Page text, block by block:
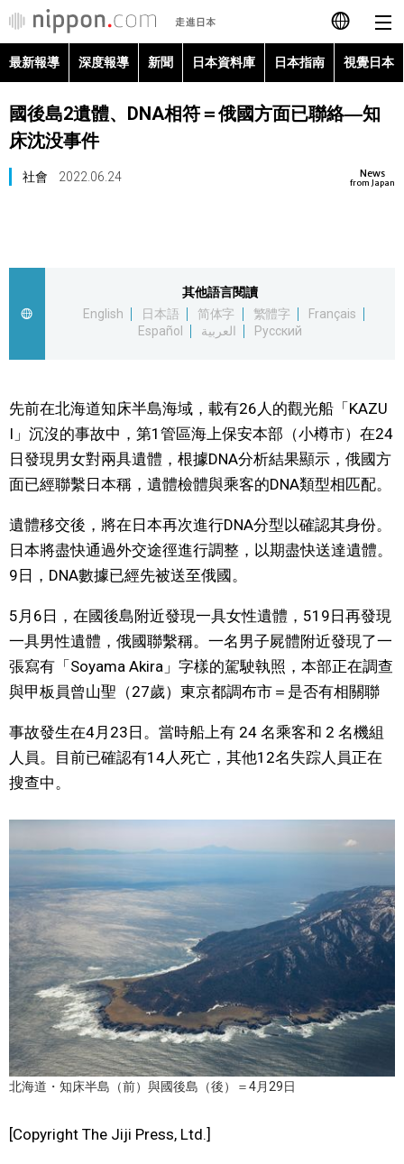
日本語
English
最新報導
視覺日本
臺灣香港
更多
人物訪談
日本入門
政治外交
社會
財經
科學技術
生活
運動
娛樂
教育
official SNS
最新報導 深度報導 新聞 日本資料庫 日本指南 視覺日本
國後島2遺體、DNA相符＝俄國方面已聯絡―知
床沈没事件
News
from Japan
社會 2022.06.24
其他語言閱讀
English
日本語 简体字 繁體字
Français
Español
العربية Русский
先前在北海道知床半島海域，載有26人的觀光船「KAZU
I」沉沒的事故中，第1管區海上保安本部（小樽市）在24
日發現男女對兩具遺體，根據DNA分析結果顯示，俄國方
面已經聯繫日本稱，遺體檢體與乘客的DNA類型相匹配。
遺體移交後，將在日本再次進行DNA分型以確認其身份。
日本將盡快通過外交途徑進行調整，以期盡快送達遺體。
9日，DNA數據已經先被送至俄國。
5月6日，在國後島附近發現一具女性遺體，519日再發現
一具男性遺體，俄國聯繫稱。一名男子屍體附近發現了一
張寫有「Soyama Akira」字樣的駕駛執照，本部正在調查
與甲板員曾山聖（27歲）東京都調布市＝是否有相關聯
事故發生在4月23日。當時船上有 24 名乘客和 2 名機組
人員。目前已確認有14人死亡，其他12名失踪人員正在
搜查中。
北海道・知床半島（前）與國後島（後）＝4月29日
[Copyright The Jiji Press, Ltd.]